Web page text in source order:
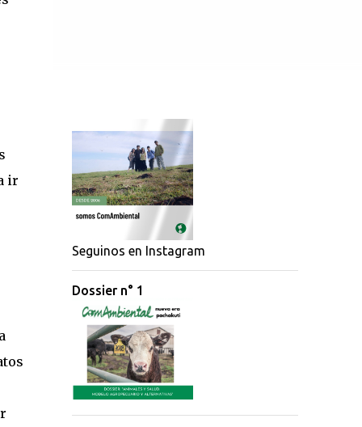
ir
Seguinos en Instagram
Dossier n° 1